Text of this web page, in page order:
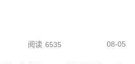
阅读 6535 08-05